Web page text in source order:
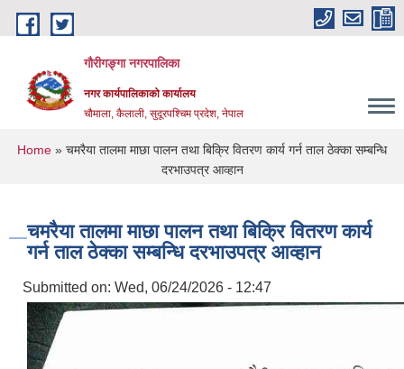
Skip to main content
गौरीगङ्गा नगरपालिका
नगर कार्यपालिकाको कार्यालय
चौमाला, कैलाली, सुदूरपश्चिम प्रदेश, नेपाल
You are here
Home » चमरैया तालमा माछा पालन तथा बिक्रि वितरण कार्य गर्न ताल ठेक्का सम्बन्धि
दरभाउपत्र आव्हान
चमरैया तालमा माछा पालन तथा बिक्रि वितरण कार्य
गर्न ताल ठेक्का सम्बन्धि दरभाउपत्र आव्हान
Submitted on: Wed, 06/24/2026 - 12:47